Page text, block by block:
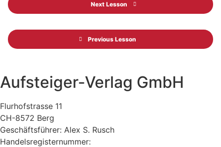
Previous Lesson
Next Lesson
Aufsteiger-Verlag GmbH
Flurhofstrasse 11
CH-8572 Berg
Geschäftsführer: Alex S. Rusch
Handelsregisternummer: